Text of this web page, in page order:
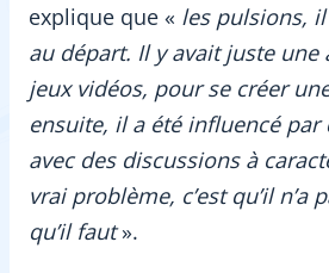
explique que « les pulsions, il
au départ. Il y avait juste une
jeux vidéos, pour se créer
ensuite, il a été influencé par
avec des discussions à
vrai problème, c’est qu’il n’a
qu’il faut».